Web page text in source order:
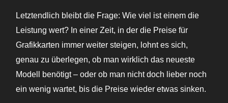
Letztendlich bleibt die Frage: Wie viel ist einem die
Leistung wert? In einer Zeit, in der die Preise für
Grafikkarten immer weiter steigen, lohnt es sich,
genau zu überlegen, ob man wirklich das neueste
Modell benötigt – oder ob man nicht doch lieber noch
ein wenig wartet, bis die Preise wieder etwas sinken.